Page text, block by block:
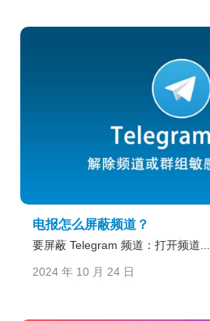
电报怎么屏蔽频道？
要屏蔽 Telegram 频道：打开频道...
2024 年 10 月 24 日